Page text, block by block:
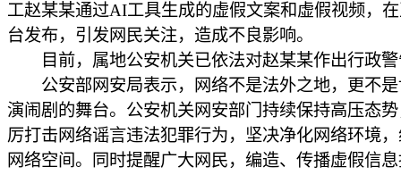
工赵某某通过AI工具生成的虚假文案和虚假视频，
台发布，引发网民关注，造成不良影响。
目前，属地公安机关已依法对赵某某作出行政警
公安部网安局表示，网络不是法外之地，更不是
演闹剧的舞台。公安机关网安部门持续保持高压态
厉打击网络谣言违法犯罪行为，坚决净化网络环境
网络空间。同时提醒广大网民，编造、传播虚假信